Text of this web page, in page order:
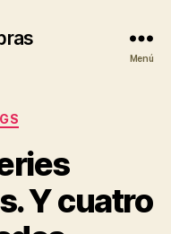
Menú
Y cuatro